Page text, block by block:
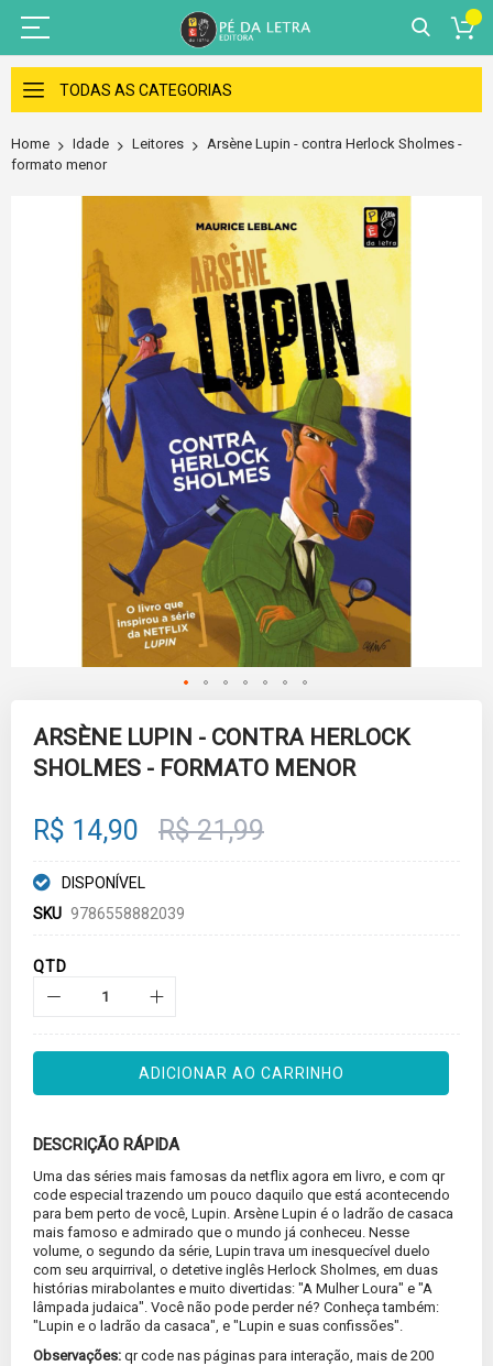
Skip
to
Content
TODAS AS CATEGORIAS
Home Idade Leitores
Arsène Lupin - contra Herlock Sholmes -
formato menor
beginning
images
gallery
ARSÈNE LUPIN - CONTRA HERLOCK
SHOLMES - FORMATO MENOR
R$ 14,90 R$ 21,99
DISPONÍVEL
SKU 9786558882039
QTD
ADICIONAR AO CARRINHO
DESCRIÇÃO RÁPIDA
Uma das séries mais famosas da netflix agora em livro, e com qr
code especial trazendo um pouco daquilo que está acontecendo
para bem perto de você, Lupin. Arsène Lupin é o ladrão de casaca
mais famoso e admirado que o mundo já conheceu. Nesse
volume, o segundo da série, Lupin trava um inesquecível duelo
com seu arquirrival, o detetive inglês Herlock Sholmes, em duas
histórias mirabolantes e muito divertidas: "A Mulher Loura" e "A
lâmpada judaica". Você não pode perder né? Conheça também:
"Lupin e o ladrão da casaca", e "Lupin e suas confissões".
Observações: qr code nas páginas para interação, mais de 200